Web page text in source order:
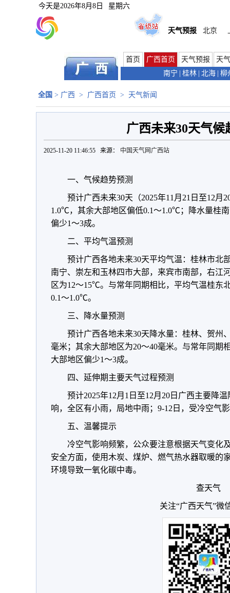
今天是2026年8月8日 星期六
天气预报 北京
首页 广西首页 天气预报
天
南宁
桂林 北海 柳
全国 > 广西 > 广西首页 > 天气新闻
广西未来30天气候
2025-11-20 11:46:55 来源： 中国天气网广西站
一、气候趋势预测
预计广西未来30天（2025年11月21日至12月
1.0℃，其余大部地区偏低0.1～1.0℃；降水量桂
偏少1～3成。
二、平均气温预测
预计广西各地未来30天平均气温：桂林市北
南宁、崇左和玉林四市大部，来宾市南部，右江
区为12～15℃。与常年同期相比，平均气温桂东
0.1～1.0℃。
三、降水量预测
预计广西各地未来30天降水量：桂林、贺州
毫米；其余大部地区为20～40毫米。与常年同期
大部地区偏少1～3成。
四、延伸期主要天气过程预测
预计2025年12月1日至12月20日广西主要降
响，全区有小雨，局地中雨；9-12日，受冷空气
五、温馨提示
冷空气影响频繁，公众要注意根据天气变化
安全方面，使用木炭、煤炉、燃气热水器取暖的
环境导致一氧化碳中毒。
查天气
关注“广西天气”微